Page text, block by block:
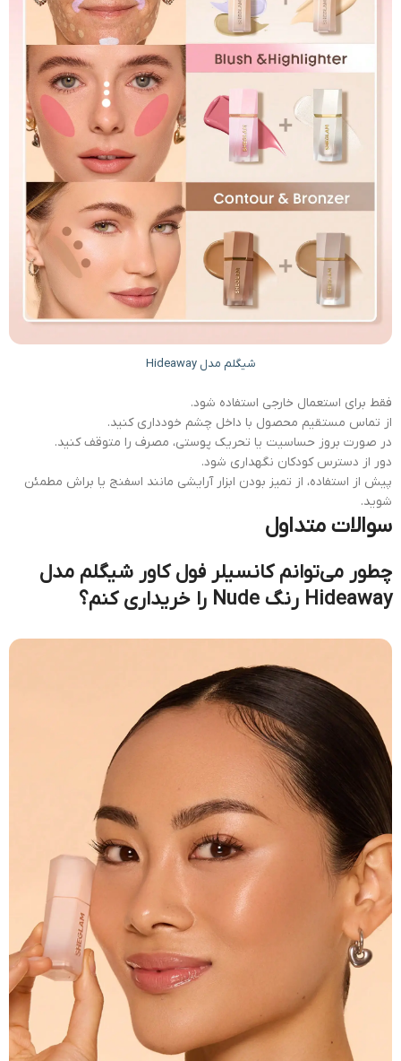
شیگلم مدل Hideaway
فقط برای استعمال خارجی استفاده شود.
از تماس مستقیم محصول با داخل چشم خودداری کنید.
در صورت بروز حساسیت یا تحریک پوستی، مصرف را متوقف کنید.
دور از دسترس کودکان نگهداری شود.
پیش از استفاده، از تمیز بودن ابزار آرایشی مانند اسفنج یا براش مطمئن
شوید.
سوالات متداول
چطور می‌توانم کانسیلر فول کاور شیگلم مدل
Hideaway رنگ Nude را خریداری کنم؟